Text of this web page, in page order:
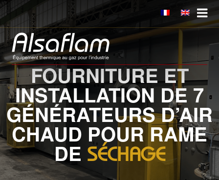
Skip
to
content
FOURNITURE ET
INSTALLATION DE 7
GÉNÉRATEURS D’AIR
CHAUD POUR RAME
DE SÉCHAGE